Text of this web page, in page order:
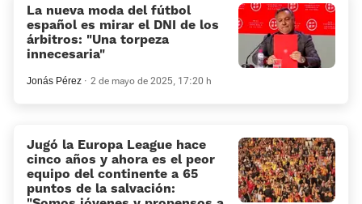
La nueva moda del fútbol
español es mirar el DNI de los
árbitros: “Una torpeza
innecesaria”
Jonás Pérez 2 de mayo de 2025, 17:20 h
Jugó la Europa League hace
cinco años y ahora es el peor
equipo del continente a 65
puntos de la salvación: